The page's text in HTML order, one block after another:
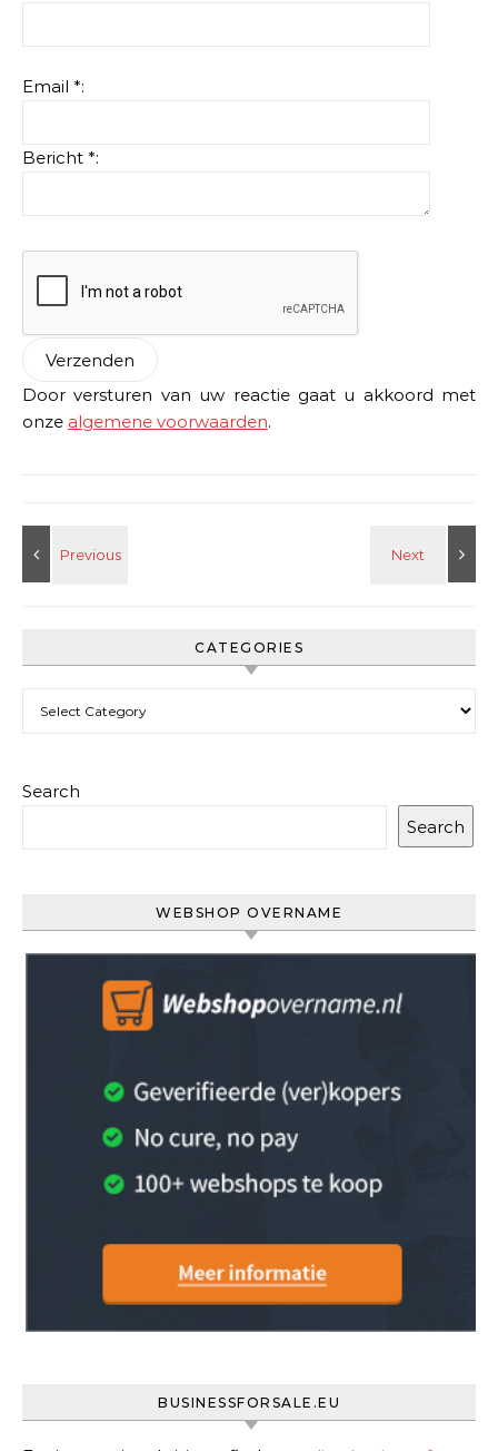
Email *:
Bericht *:
Door versturen van uw reactie gaat u akkoord met
onze algemene voorwaarden.
CATEGORIES
Search
Search
WEBSHOP OVERNAME
BUSINESSFORSALE.EU